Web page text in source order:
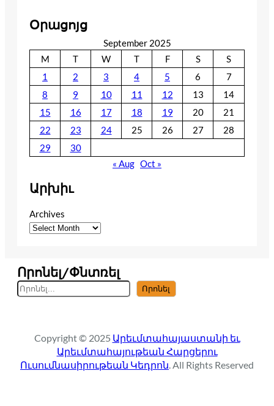
Օրացոյց
September 2025
M
T W T F S
S
1
2 3 4 5 6
7
8
9 10 11 12 13
14
15
16 17 18 19 20
21
22
23 24 25 26 27
28
29
30
« Aug Oct »
Արխիւ
Archives
Որոնել/Փնտռել
S
e
c
h
Որոնել
Copyright © 2025 Արեւմտահայաստանի եւ
Արեւմտահայութեան Հարցերու
Ուսումնասիրութեան Կեդրոն. All Rights Reserved